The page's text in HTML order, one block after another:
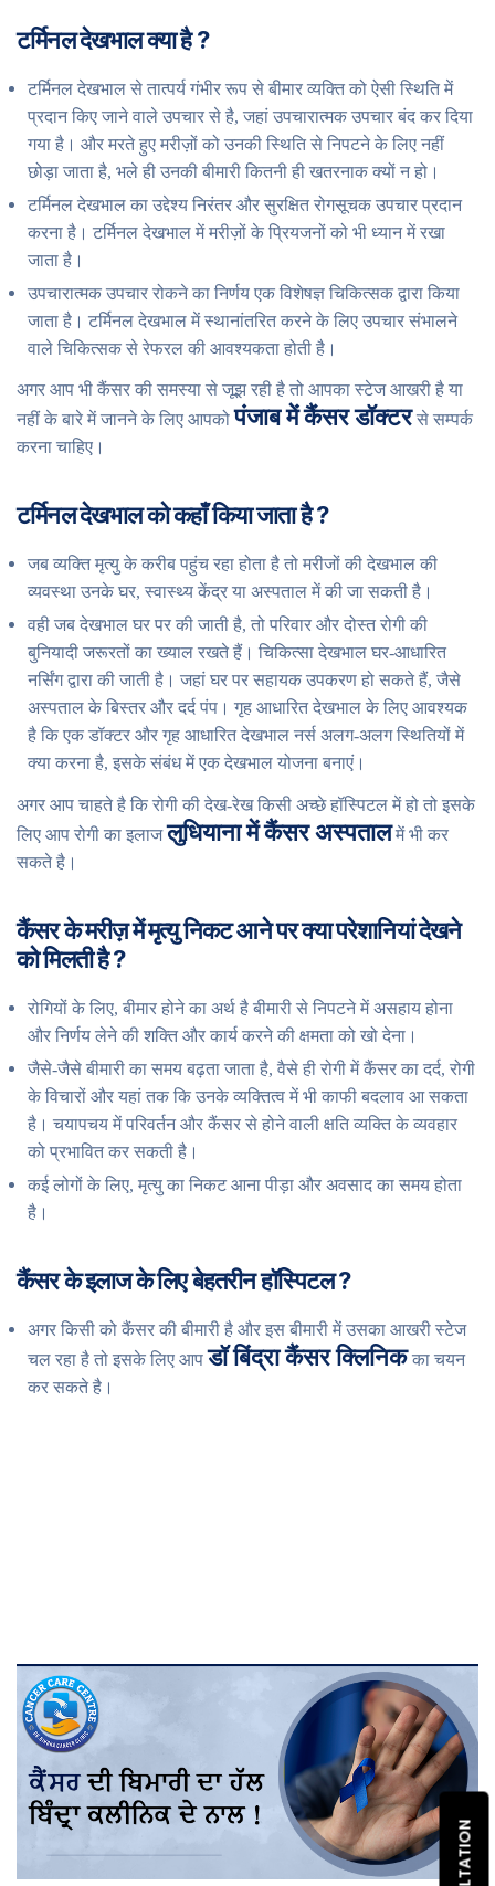
टर्मिनल देखभाल क्या है ?
टर्मिनल देखभाल से तात्पर्य गंभीर रूप से बीमार व्यक्ति को ऐसी स्थिति में
प्रदान किए जाने वाले उपचार से है, जहां उपचारात्मक उपचार बंद कर दिया
गया है। और मरते हुए मरीज़ों को उनकी स्थिति से निपटने के लिए नहीं
छोड़ा जाता है, भले ही उनकी बीमारी कितनी ही खतरनाक क्यों न हो।
टर्मिनल देखभाल का उद्देश्य निरंतर और सुरक्षित रोगसूचक उपचार प्रदान
करना है। टर्मिनल देखभाल में मरीज़ों के प्रियजनों को भी ध्यान में रखा
जाता है।
उपचारात्मक उपचार रोकने का निर्णय एक विशेषज्ञ चिकित्सक द्वारा किया
जाता है। टर्मिनल देखभाल में स्थानांतरित करने के लिए उपचार संभालने
वाले चिकित्सक से रेफरल की आवश्यकता होती है।
अगर आप भी कैंसर की समस्या से जूझ रही है तो आपका स्टेज आखरी है या
नहीं के बारे में जानने के लिए आपको पंजाब में कैंसर डॉक्टर से सम्पर्क
करना चाहिए।
टर्मिनल देखभाल को कहाँ किया जाता है ?
जब व्यक्ति मृत्यु के करीब पहुंच रहा होता है तो मरीजों की देखभाल की
व्यवस्था उनके घर, स्वास्थ्य केंद्र या अस्पताल में की जा सकती है।
वही जब देखभाल घर पर की जाती है, तो परिवार और दोस्त रोगी की
बुनियादी जरूरतों का ख्याल रखते हैं। चिकित्सा देखभाल घर-आधारित
नर्सिंग द्वारा की जाती है। जहां घर पर सहायक उपकरण हो सकते हैं, जैसे
अस्पताल के बिस्तर और दर्द पंप। गृह आधारित देखभाल के लिए आवश्यक
है कि एक डॉक्टर और गृह आधारित देखभाल नर्स अलग-अलग स्थितियों में
क्या करना है, इसके संबंध में एक देखभाल योजना बनाएं।
अगर आप चाहते है कि रोगी की देख-रेख किसी अच्छे हॉस्पिटल में हो तो इसके
लिए आप रोगी का इलाजलुधियाना में कैंसर अस्पतालमें भी कर
सकते है।
कैंसर के मरीज़ में मृत्यु निकट आने पर क्या परेशानियां देखने
को मिलती है ?
रोगियों के लिए, बीमार होने का अर्थ है बीमारी से निपटने में असहाय होना
और निर्णय लेने की शक्ति और कार्य करने की क्षमता को खो देना।
जैसे-जैसे बीमारी का समय बढ़ता जाता है, वैसे ही रोगी में कैंसर का दर्द, रोगी
के विचारों और यहां तक ​​कि उनके व्यक्तित्व में भी काफी बदलाव आ सकता
है। चयापचय में परिवर्तन और कैंसर से होने वाली क्षति व्यक्ति के व्यवहार
को प्रभावित कर सकती है।
कई लोगों के लिए, मृत्यु का निकट आना पीड़ा और अवसाद का समय होता
है।
कैंसर के इलाज के लिए बेहतरीन हॉस्पिटल ?
अगर किसी को कैंसर की बीमारी है और इस बीमारी में उसका आखरी स्टेज
चल रहा है तो इसके लिए आपडॉ बिंद्रा कैंसर क्लिनिकका चयन
कर सकते है।